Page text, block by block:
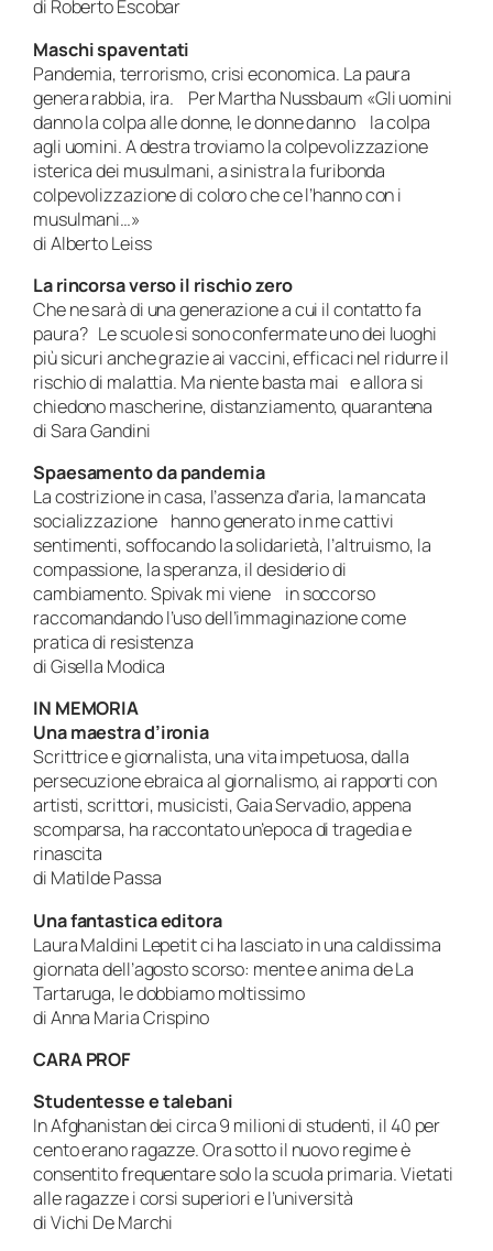
di Roberto Escobar
Maschi spaventati
Pandemia, terrorismo, crisi economica. La paura
genera rabbia, ira. Per Martha Nussbaum «Gli uomini
danno la colpa alle donne, le donne danno la colpa
agli uomini. A destra troviamo la colpevolizzazione
isterica dei musulmani, a sinistra la furibonda
colpevolizzazione di coloro che ce l’hanno con i
musulmani…»
di Alberto Leiss
La rincorsa verso il rischio zero
Che ne sarà di una generazione a cui il contatto fa
paura? Le scuole si sono confermate uno dei luoghi
più sicuri anche grazie ai vaccini, efficaci nel ridurre il
rischio di malattia. Ma niente basta mai e allora si
chiedono mascherine, distanziamento, quarantena
di Sara Gandini
Spaesamento da pandemia
La costrizione in casa, l’assenza d’aria, la mancata
socializzazione hanno generato in me cattivi
sentimenti, soffocando la solidarietà, l’altruismo, la
compassione, la speranza, il desiderio di
cambiamento. Spivak mi viene in soccorso
raccomandando l’uso dell’immaginazione come
pratica di resistenza
di Gisella Modica
IN MEMORIA
Una maestra d’ironia
Scrittrice e giornalista, una vita impetuosa, dalla
persecuzione ebraica al giornalismo, ai rapporti con
artisti, scrittori, musicisti, Gaia Servadio, appena
scomparsa, ha raccontato un’epoca di tragedia e
rinascita
di Matilde Passa
Una fantastica editora
Laura Maldini Lepetit ci ha lasciato in una caldissima
giornata dell’agosto scorso: mente e anima de La
Tartaruga, le dobbiamo moltissimo
di Anna Maria Crispino
CARA PROF
Studentesse e talebani
In Afghanistan dei circa 9 milioni di studenti, il 40 per
cento erano ragazze. Ora sotto il nuovo regime è
consentito frequentare solo la scuola primaria. Vietati
alle ragazze i corsi superiori e l’università
di Vichi De Marchi